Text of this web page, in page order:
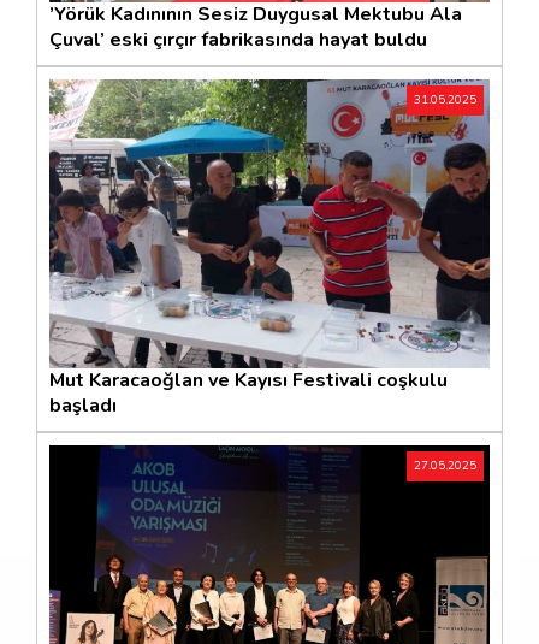
’Yörük Kadınının Sesiz Duygusal Mektubu Ala
Çuval’ eski çırçır fabrikasında hayat buldu
31.05.2025
Mut Karacaoğlan ve Kayısı Festivali coşkulu
başladı
27.05.2025